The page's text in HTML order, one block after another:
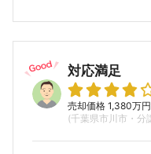
対応満足
売却価格 1,380万円
(千葉県市川市・分